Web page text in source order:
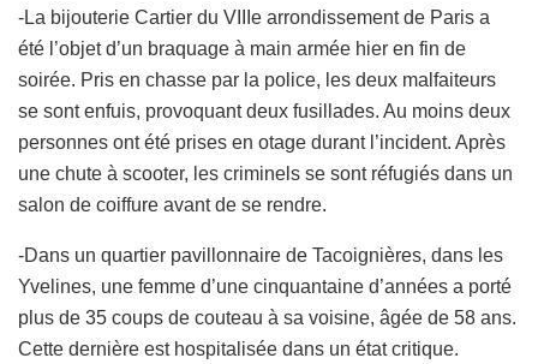
-La bijouterie Cartier du VIIIe arrondissement de Paris a
été l’objet d’un braquage à main armée hier en fin de
soirée. Pris en chasse par la police, les deux malfaiteurs
se sont enfuis, provoquant deux fusillades. Au moins deux
personnes ont été prises en otage durant l’incident. Après
une chute à scooter, les criminels se sont réfugiés dans un
salon de coiffure avant de se rendre.
-Dans un quartier pavillonnaire de Tacoignières, dans les
Yvelines, une femme d’une cinquantaine d’années a porté
plus de 35 coups de couteau à sa voisine, âgée de 58 ans.
Cette dernière est hospitalisée dans un état critique.